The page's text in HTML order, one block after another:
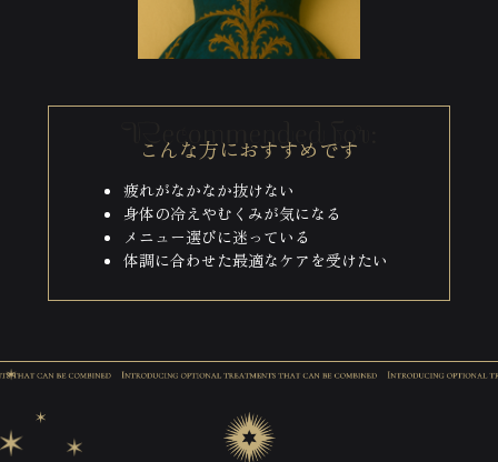
こんな方におすすめです
疲れがなかなか抜けない
身体の冷えやむくみが気になる
メニュー選びに迷っている
体調に合わせた最適なケアを受けたい